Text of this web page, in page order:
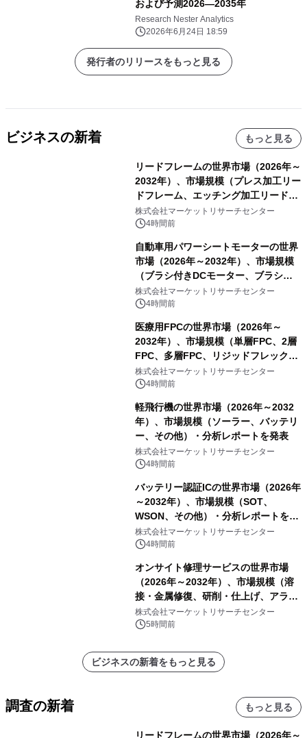
および予測2026―2035年
Research Nester Analytics
2026年6月24日 18:59
発行者のリリースをもっと見る
ビジネスの新着 もっと見る
リードフレームの世界市場（2026年～
2032年）、市場規模（プレス加工リー
ドフレーム、エッチング加工リードフ
レーム）・分析レポートを発表
株式会社マーケットリサーチセンター
4時間前
自動車用パワーシートモーターの世界
市場（2026年～2032年）、市場規模
（ブラシ付きDCモーター、ブラシレ
スDCモーター）・分析レポートを発
表
株式会社マーケットリサーチセンター
4時間前
医療用FPCの世界市場（2026年～
2032年）、市場規模（単層FPC、2層
FPC、多層FPC、リジッドフレックス
PCB）・分析レポートを発表
株式会社マーケットリサーチセンター
4時間前
軽飛行機の世界市場（2026年～2032
年）、市場規模（ソーラー、バッテリ
ー、その他）・分析レポートを発表
株式会社マーケットリサーチセンター
4時間前
バッテリー認証ICの世界市場（2026年
～2032年）、市場規模（SOT、
WSON、その他）・分析レポートを発
表
株式会社マーケットリサーチセンター
4時間前
オンサイト修理サービスの世界市場
（2026年～2032年）、市場規模（溶
接・金属修復、研削・仕上げ、アライ
メント、その他）・分析レポートを発
表
株式会社マーケットリサーチセンター
5時間前
ビジネスの新着をもっと見る
調査の新着 もっと見る
リードフレームの世界市場（2026年～